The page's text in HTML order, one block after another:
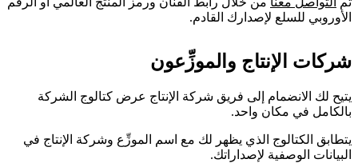
الأوروبي للسلع لإصدارك القادم.
شركات الإنتاج والموزِّعون
يتيح لك الانضمام إلى فريق شركة الإنتاج عرض كتالوج الشركة
بالكامل في مكان واحد.
يتطابق الكتالوج الذي يظهر لك مع اسم الموزِّع وشركة الإنتاج في
البيانات الوصفية لإصداراتك.